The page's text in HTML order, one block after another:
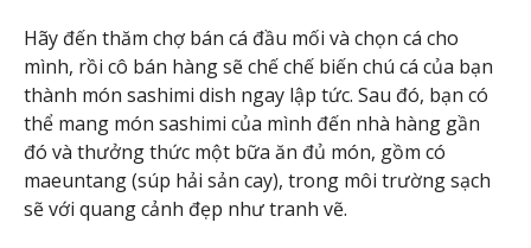
Hãy đến thăm chợ bán cá đầu mối và chọn cá cho
mình, rồi cô bán hàng sẽ chế chế biến chú cá của bạn
thành món sashimi dish ngay lập tức. Sau đó, bạn có
thể mang món sashimi của mình đến nhà hàng gần
đó và thưởng thức một bữa ăn đủ món, gồm có
maeuntang (súp hải sản cay), trong môi trường sạch
sẽ với quang cảnh đẹp như tranh vẽ.